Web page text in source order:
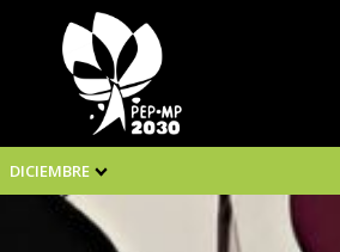
DICIEMBRE